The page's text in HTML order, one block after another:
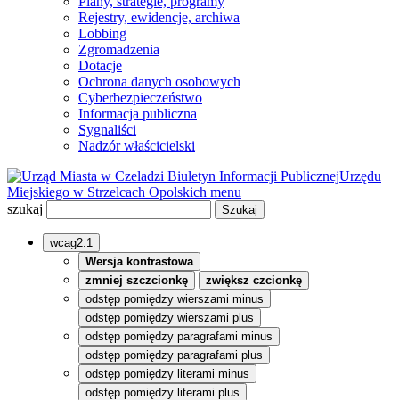
Rejestry, ewidencje, archiwa
Lobbing
Zgromadzenia
Dotacje
Ochrona danych osobowych
Cyberbezpieczeństwo
Informacja publiczna
Sygnaliści
Nadzór właścicielski
Biuletyn Informacji PublicznejUrzędu
Miejskiego w Strzelcach Opolskich menu
szukaj
wcag2.1
Wersja kontrastowa
zmniej szczcionkę
zwiększ czcionkę
odstęp pomiędzy wierszami minus
odstęp pomiędzy wierszami plus
odstęp pomiędzy paragrafami minus
odstęp pomiędzy paragrafami plus
odstęp pomiędzy literami minus
odstęp pomiędzy literami plus